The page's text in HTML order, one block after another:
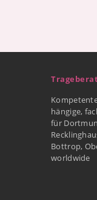
hängige,
für
Bottrop,
worldwide